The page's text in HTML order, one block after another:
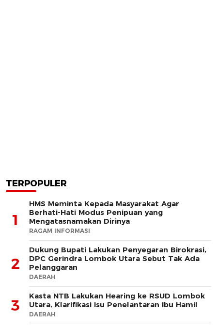
TERPOPULER
1
HMS Meminta Kepada Masyarakat Agar
Berhati-Hati Modus Penipuan yang
Mengatasnamakan Dirinya
RAGAM INFORMASI
2
Dukung Bupati Lakukan Penyegaran Birokrasi,
DPC Gerindra Lombok Utara Sebut Tak Ada
Pelanggaran
DAERAH
3
Kasta NTB Lakukan Hearing ke RSUD Lombok
Utara, Klarifikasi Isu Penelantaran Ibu Hamil
DAERAH